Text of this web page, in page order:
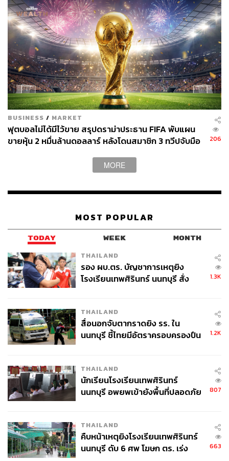
BUSINESS / MARKET
ฟุตบอลไม่ได้มีไว้ขาย สรุปดราม่าประธาน FIFA พับแผน
ขายหุ้น 2 หมื่นล้านดอลลาร์ หลังโดนสมาชิก 3 ทวีปจับมือ
206
MORE
MOST POPULAR
TODAY WEEK MONTH
THAILAND
รอง ผบ.ตร. บัญชาการเหตุยิง
โรงเรียนเทพศิรินทร์ นนทบุรี สั่ง
1.3K
THAILAND
สื่อนอกจับตากราดยิง รร. ใน
นนทบุรี ชี้ไทยมีอัตราครอบครองปืน
1.2K
THAILAND
นักเรียนโรงเรียนเทพศิรินทร์
นนทบุรี อพยพเข้ายังพื้นที่ปลอดภัย
807
THAILAND
คืบหน้าเหตุยิงโรงเรียนเทพศิรินทร์
นนทบุรี ดับ 6 ศพ โฆษก ตร. เร่ง
663